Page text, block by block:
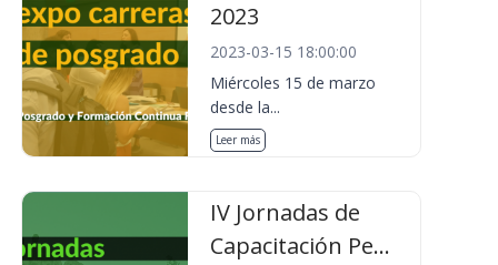
2023
2023-03-15 18:00:00
Miércoles 15 de marzo
desde la...
Leer más
IV Jornadas de
Capacitación Pe...